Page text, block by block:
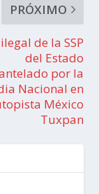
PRÓXIMO
de la SSP
del Estado
por la
Nacional en
México
Tuxpan